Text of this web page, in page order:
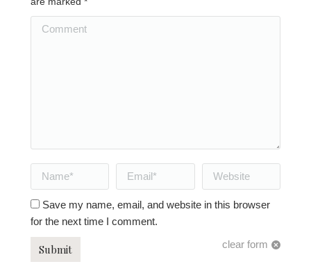
Comment
Name * Email * Website
Save my name, email, and website in this browser
for the next time I comment.
clear form
Submit